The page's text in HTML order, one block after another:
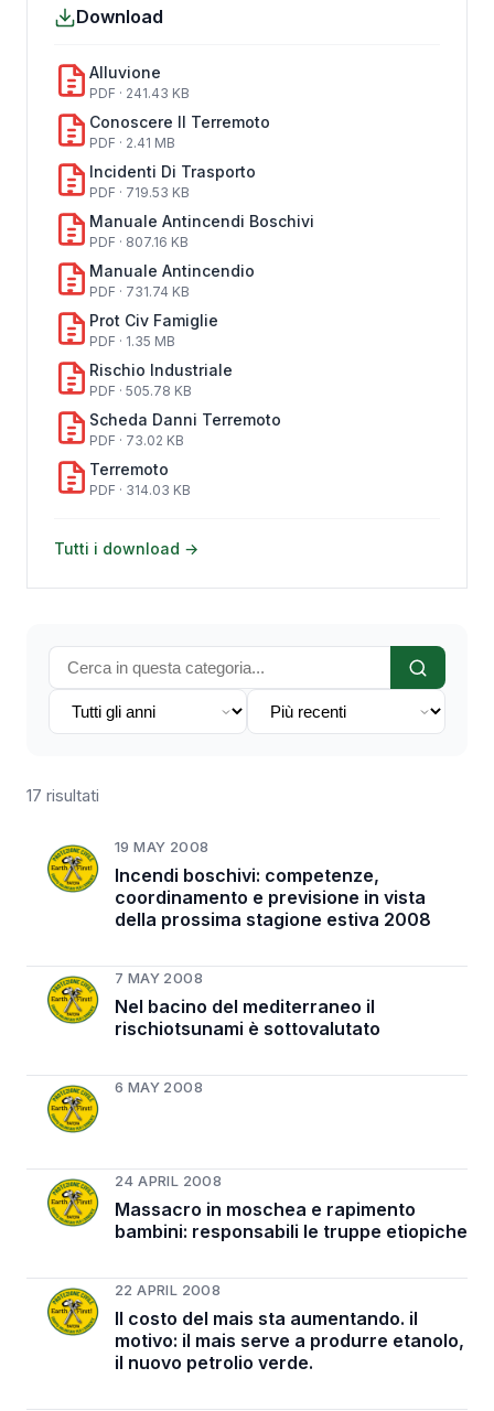
17 risultati
19 MAY 2008
Incendi boschivi: competenze,
coordinamento e previsione in vista
della prossima stagione estiva 2008
7 MAY 2008
Nel bacino del mediterraneo il
rischiotsunami è sottovalutato
6 MAY 2008
24 APRIL 2008
Massacro in moschea e rapimento
bambini: responsabili le truppe etiopiche
22 APRIL 2008
Il costo del mais sta aumentando. il
motivo: il mais serve a produrre etanolo,
il nuovo petrolio verde.
Download
Alluvione
PDF · 241.43 KB
Conoscere Il Terremoto
PDF · 2.41 MB
Incidenti Di Trasporto
PDF · 719.53 KB
Manuale Antincendi Boschivi
PDF · 807.16 KB
Manuale Antincendio
PDF · 731.74 KB
Prot Civ Famiglie
PDF · 1.35 MB
Rischio Industriale
PDF · 505.78 KB
Scheda Danni Terremoto
PDF · 73.02 KB
Terremoto
PDF · 314.03 KB
Tutti i download →